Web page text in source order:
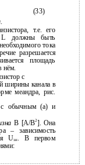
(33)
.
т.е. его
L должны быть
тока
разрешается
площадь
нём.
с
ширины канала в
меандра, рис.
с обычным (а) и
B [А/В2]. Она
– зависимость
Uзи. В первом